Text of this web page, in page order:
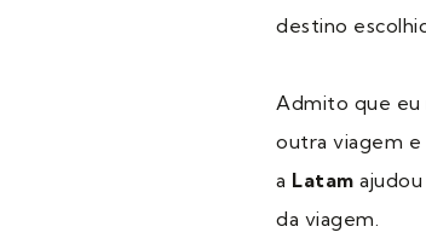
destino
Admito que eu
outra viagem
a Latam
da viagem.